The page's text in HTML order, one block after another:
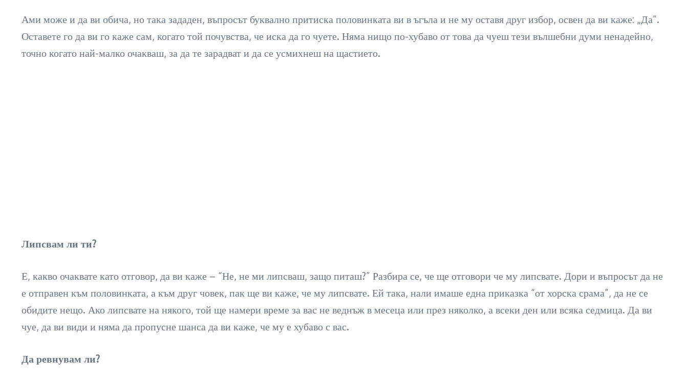
Ами може и да ви обича, но така зададен, въпросът буквално притиска половинката ви в ъгъла и не му оставя друг избор, освен да ви каже: „Да“.
Оставете го да ви го каже сам, когато той почувства, че иска да го чуете. Няма нищо по-хубаво от това да чуеш тези вълшебни думи ненадейно,
точно когато най-малко очакваш, за да те зарадват и да се усмихнеш на щастието.
Липсвам ли ти?
Е, какво очаквате като отговор, да ви каже – “Не, не ми липсваш, защо питаш?” Разбира се, че ще отговори че му липсвате. Дори и въпросът да не
е отправен към половинката, а към друг човек, пак ще ви каже, че му липсвате. Ей така, нали имаше една приказка “от хорска срама”, да не се
обидите нещо. Ако липсвате на някого, той ще намери време за вас не веднъж в месеца или през няколко, а всеки ден или всяка седмица. Да ви
чуе, да ви види и няма да пропусне шанса да ви каже, че му е хубаво с вас.
Да ревнувам ли?